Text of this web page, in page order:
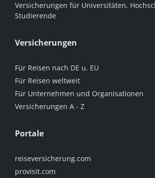
Versicherungen für Universitäten,
Studierende
Versicherungen
Für Reisen nach DE u. EU
Für Reisen weltweit
Für Unternehmen und Organisationen
Versicherungen A - Z
Portale
reiseversicherung.com
provisit.com